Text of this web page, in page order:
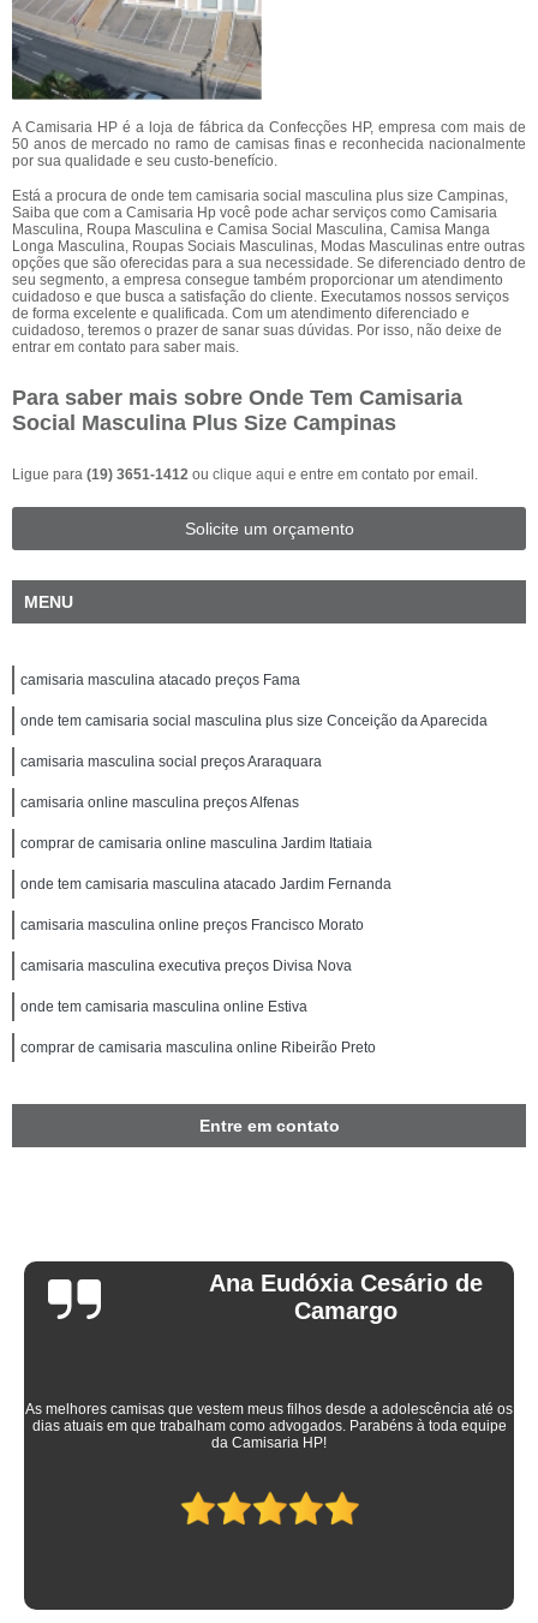
A Camisaria HP é a loja de fábrica da Confecções HP, empresa com mais de
50 anos de mercado no ramo de camisas finas e reconhecida nacionalmente
por sua qualidade e seu custo-benefício.
Está a procura de onde tem camisaria social masculina plus size Campinas,
Saiba que com a Camisaria Hp você pode achar serviços como Camisaria
Masculina, Roupa Masculina e Camisa Social Masculina, Camisa Manga
Longa Masculina, Roupas Sociais Masculinas, Modas Masculinas entre outras
opções que são oferecidas para a sua necessidade. Se diferenciado dentro de
seu segmento, a empresa consegue também proporcionar um atendimento
cuidadoso e que busca a satisfação do cliente. Executamos nossos serviços
de forma excelente e qualificada. Com um atendimento diferenciado e
cuidadoso, teremos o prazer de sanar suas dúvidas. Por isso, não deixe de
entrar em contato para saber mais.
Para saber mais sobre Onde Tem Camisaria
Social Masculina Plus Size Campinas
Ligue para (19) 3651-1412 ou clique aqui e entre em contato por email.
Solicite um orçamento
MENU
camisaria masculina atacado preços Fama
onde tem camisaria social masculina plus size Conceição da Aparecida
camisaria masculina social preços Araraquara
camisaria online masculina preços Alfenas
comprar de camisaria online masculina Jardim Itatiaia
onde tem camisaria masculina atacado Jardim Fernanda
camisaria masculina online preços Francisco Morato
camisaria masculina executiva preços Divisa Nova
onde tem camisaria masculina online Estiva
comprar de camisaria masculina online Ribeirão Preto
Entre em contato
Ana Eudóxia Cesário de
Camargo
As melhores camisas que vestem meus filhos desde a adolescência até os
dias atuais em que trabalham como advogados. Parabéns à toda equipe
da Camisaria HP!